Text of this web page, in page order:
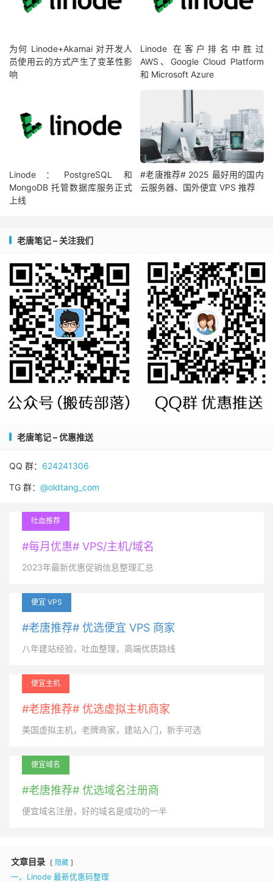
为何 Linode+Akamai 对开发人
员使用云的方式产生了变革性影
响
Linode 在客户排名中胜过
AWS、Google Cloud Platform
和 Microsoft Azure
Linode：PostgreSQL 和
MongoDB 托管数据库服务正式
上线
#老唐推荐# 2025 最好用的国内
云服务器、国外便宜 VPS 推荐
老唐笔记 – 关注我们
老唐笔记 – 优惠推送
QQ 群： 624241306
TG 群： @oldtang_com
吐血推荐
#每月优惠# VPS/主机/域名
2023年最新优惠促销信息整理汇总
便宜 VPS
#老唐推荐# 优选便宜 VPS 商家
八年建站经验，吐血整理，高端优质路线
便宜主机
#老唐推荐# 优选虚拟主机商家
美国虚拟主机，老牌商家，建站入门，新手可选
便宜域名
#老唐推荐# 优选域名注册商
便宜域名注册，好的域名是成功的一半
文章目录 隐藏
一、Linode 最新优惠码整理